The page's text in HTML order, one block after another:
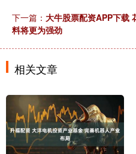
下一篇： 大牛股票配资APP下载
料将更为强劲
相关文章